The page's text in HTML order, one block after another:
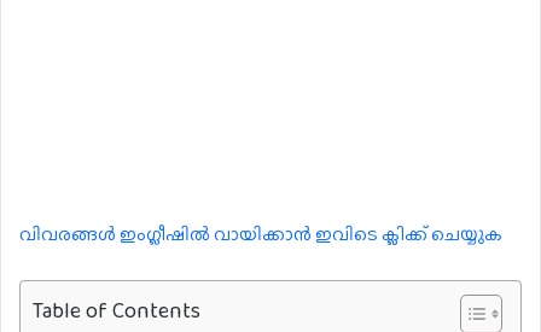
വിവരങ്ങൾ ഇംഗ്ലീഷിൽ വായിക്കാൻ ഇവിടെ ക്ലിക്ക് ചെയ്യുക
Table of Contents